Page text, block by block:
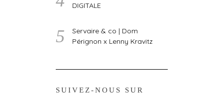
DIGITALE
Servaire & co | Dom
Pérignon x Lenny Kravitz
SUIVEZ-NOUS SUR